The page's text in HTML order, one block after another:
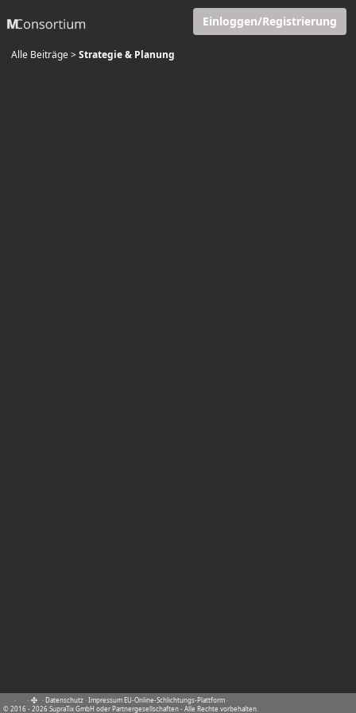
Einloggen/Registrierung
Alle Beiträge>Strategie & Planung
· · ·Datenschutz·Impressum EU-Online-Schlichtungs-Plattform·
© 2016 - 2026 SupraTix GmbH oder Partnergesellschaften - Alle Rechte vorbehalten.